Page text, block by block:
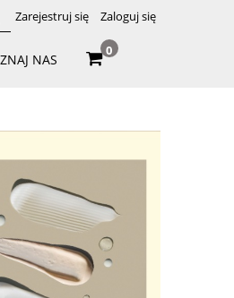
Zarejestruj się Zaloguj się
NAS
0